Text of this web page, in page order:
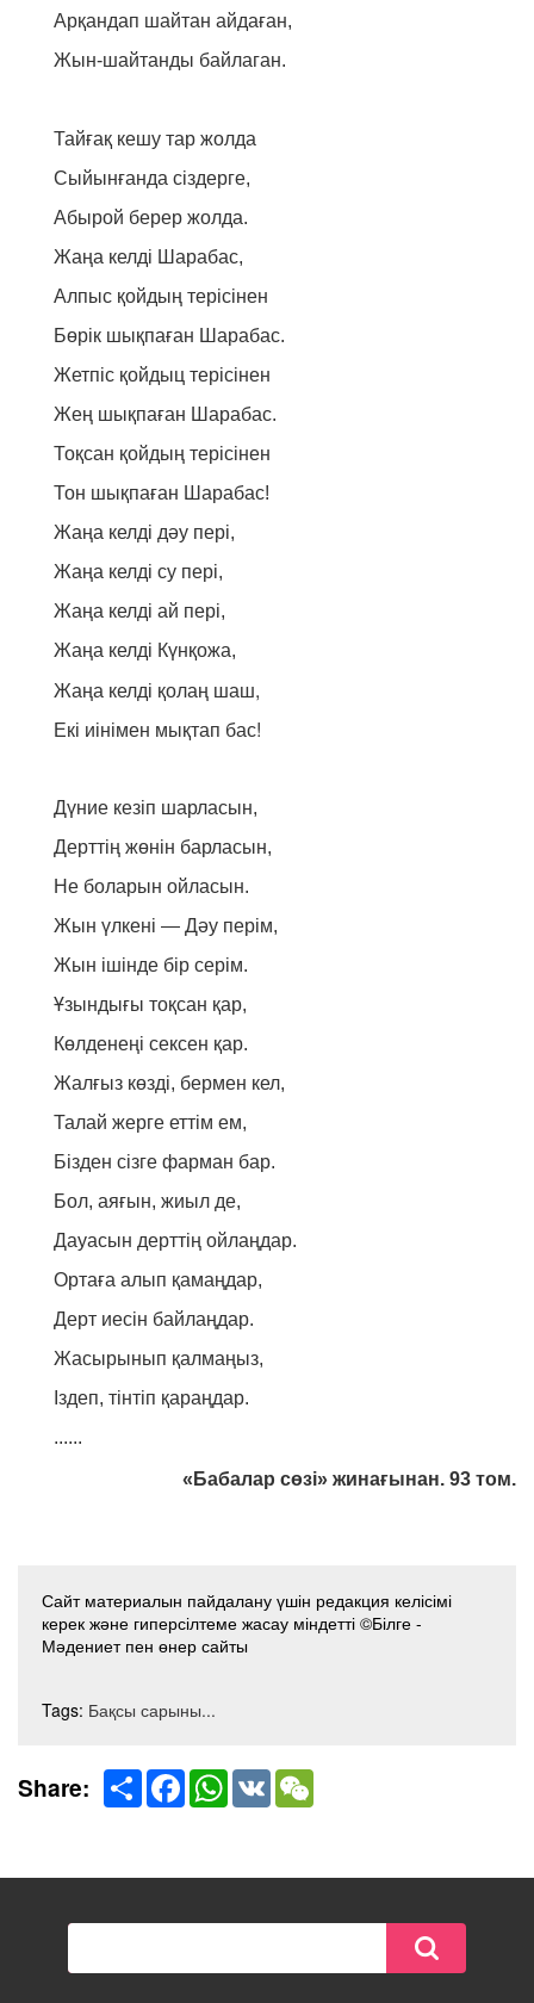
Арқандап шайтан айдаған,
Жын-шайтанды байлаган.
Тайғақ кешу тар жолда
Сыйынғанда сіздерге,
Абырой берер жолда.
Жаңа келді Шарабас,
Алпыс қойдың терісінен
Бөрік шықпаған Шарабас.
Жетпіс қойдыц терісінен
Жең шықпаған Шарабас.
Тоқсан қойдың терісінен
Тон шықпаған Шарабас!
Жаңа келді дәу пері,
Жаңа келді су пері,
Жаңа келді ай пері,
Жаңа келді Күнқожа,
Жаңа келді қолаң шаш,
Екі иінімен мықтап бас!
Дүние кезіп шарласын,
Дерттің жөнін барласын,
Не боларын ойласын.
Жын үлкені — Дәу перім,
Жын ішінде бір серім.
Ұзындығы тоқсан қар,
Көлденеңі сексен қар.
Жалғыз көзді, бермен кел,
Талай жерге еттім ем,
Бізден сізге фарман бар.
Бол, аяғын, жиыл де,
Дауасын дерттің ойлаңдар.
Ортаға алып қамаңдар,
Дерт иесін байлаңдар.
Жасырынып қалмаңыз,
Іздеп, тінтіп қараңдар.
......
«Бабалар сөзі» жинағынан. 93 том.
Сайт материалын пайдалану үшін редакция келісімі
керек және гиперсілтеме жасау міндетті ©Білге -
Мәдениет пен өнер сайты
Tags: Бақсы сарыны...
Share: Share FacebookWhatsApp
VK